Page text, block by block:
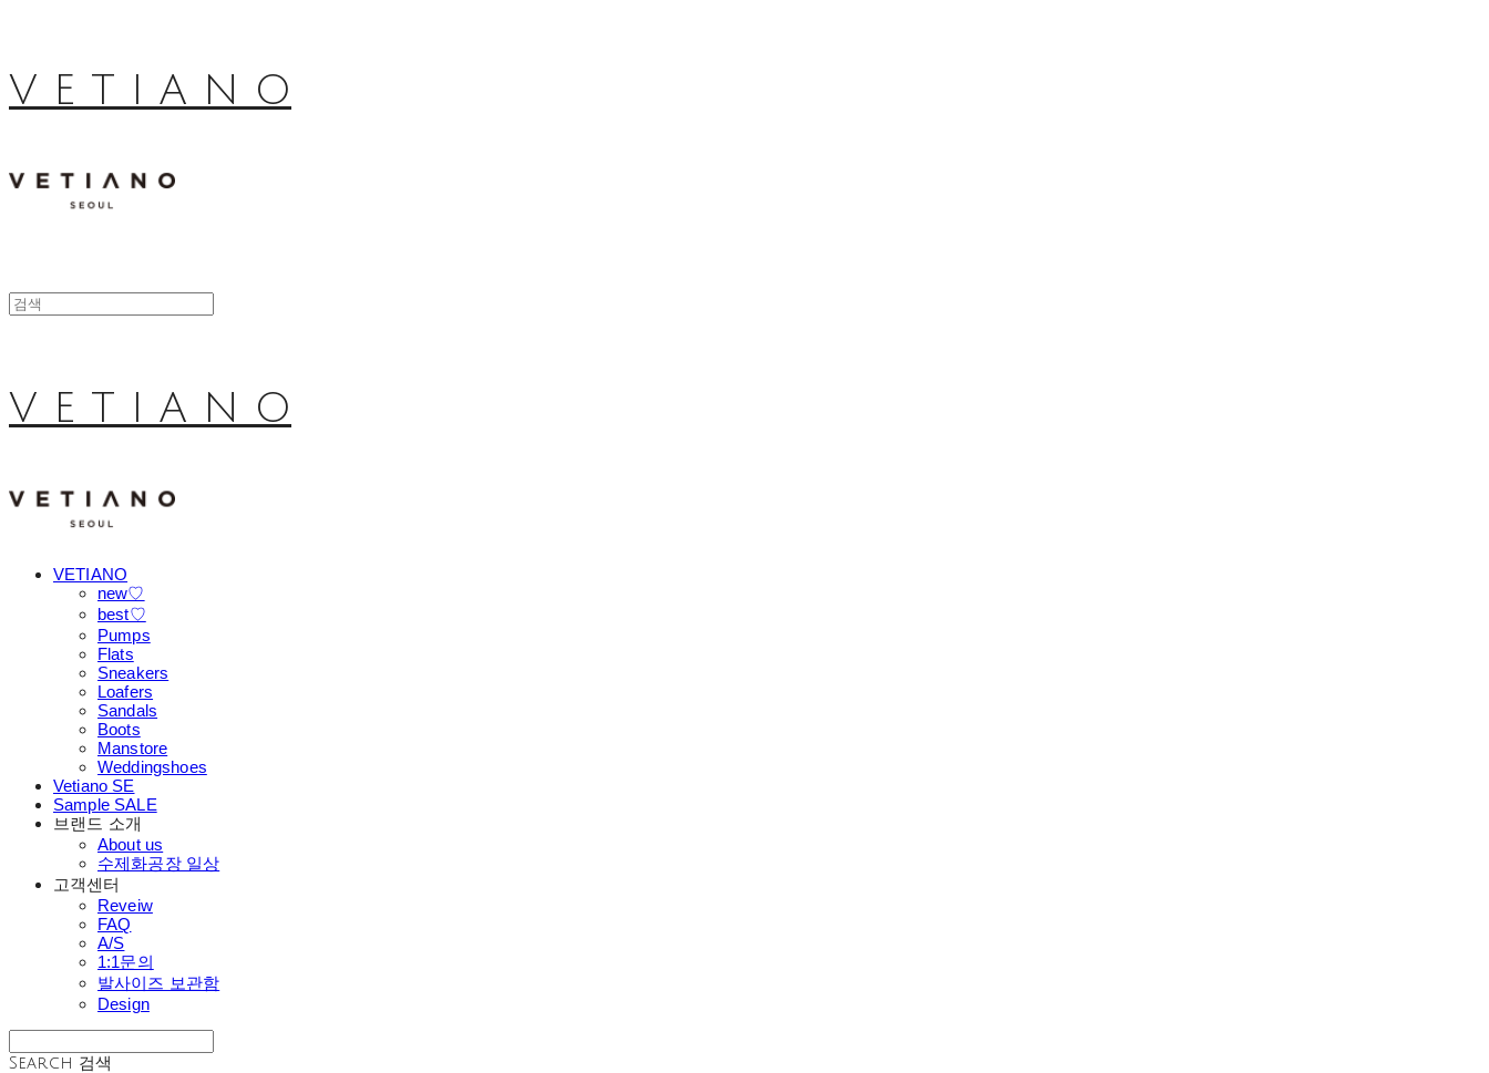
V E T I A N O
V E T I A N O
VETIANO
new♡
best♡
Pumps
Flats
Sneakers
Loafers
Sandals
Boots
Manstore
Weddingshoes
Vetiano SE
Sample SALE
브랜드 소개
About us
수제화공장 일상
고객센터
Reveiw
FAQ
A/S
1:1문의
발사이즈 보관함
Design
Search 검색